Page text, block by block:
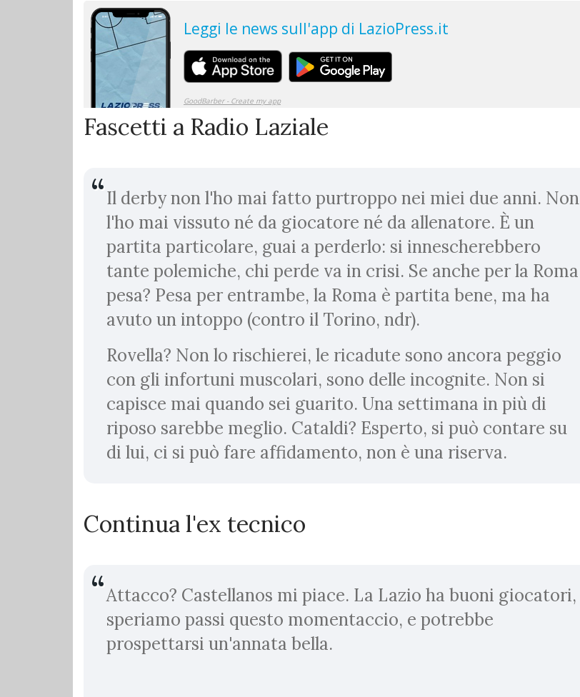
Fascetti a Radio Laziale
Il derby non l'ho mai fatto purtroppo nei miei due anni. Non
l'ho mai vissuto né da giocatore né da allenatore. È un
partita particolare, guai a perderlo: si innescherebbero
tante polemiche, chi perde va in crisi. Se anche per la Roma
pesa? Pesa per entrambe, la Roma è partita bene, ma ha
avuto un intoppo (contro il Torino, ndr).
Rovella? Non lo rischierei, le ricadute sono ancora peggio
con gli infortuni muscolari, sono delle incognite. Non si
capisce mai quando sei guarito. Una settimana in più di
riposo sarebbe meglio. Cataldi? Esperto, si può contare su
di lui, ci si può fare affidamento, non è una riserva.
Continua l'ex tecnico
Attacco? Castellanos mi piace. La Lazio ha buoni giocatori,
speriamo passi questo momentaccio, e potrebbe
prospettarsi un'annata bella.